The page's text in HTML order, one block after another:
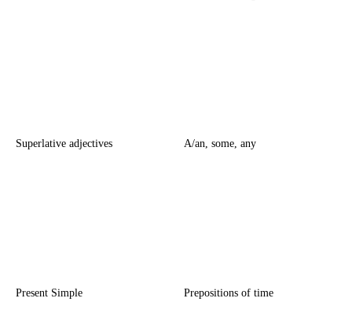
Superlative adjectives A/an, some, any
Present Simple Prepositions of time